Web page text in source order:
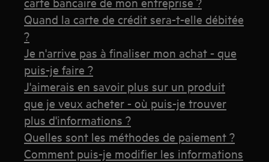
Quand la carte de crédit sera-t-elle débitée
?
Je n'arrive pas à finaliser mon achat - que
puis-je faire ?
J'aimerais en savoir plus sur un produit
que je veux acheter - où puis-je trouver
plus d'informations ?
Quelles sont les méthodes de paiement ?
Comment puis-je modifier les informations